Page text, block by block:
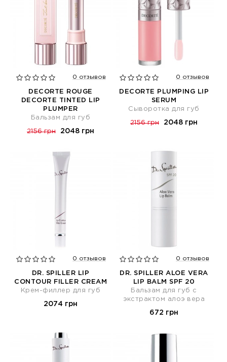
0 отзывов
DECORTE ROUGE
DECORTE TINTED LIP
PLUMPER
Бальзам для губ
2156 грн 2048 грн
0 отзывов
DECORTE PLUMPING LIP
SERUM
Сыворотка для губ
2156 грн 2048 грн
0 отзывов
DR. SPILLER LIP
CONTOUR FILLER СREAM
Крем-филлер для губ
2074 грн
0 отзывов
DR. SPILLER ALOE VERA
LIP BALM SPF 20
Бальзам для губ с
экстрактом алоэ вера
672 грн